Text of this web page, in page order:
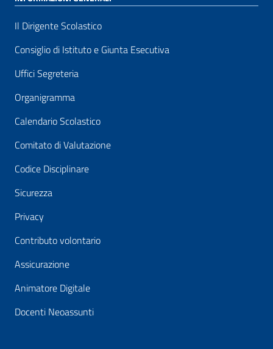
Il Dirigente Scolastico
Consiglio di Istituto e Giunta Esecutiva
Uffici Segreteria
Organigramma
Calendario Scolastico
Comitato di Valutazione
Codice Disciplinare
Sicurezza
Privacy
Contributo volontario
Assicurazione
Animatore Digitale
Docenti Neoassunti